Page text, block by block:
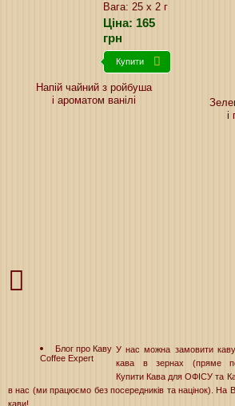
Вага: 25 х 2 г
Ціна: 165
грн
Купити
Напій чайний з ройбуша
і ароматом ванілі
і
Блог про Каву
Coffee Expert
У нас можна замовити
кава в зернах (пряме
Купити Кава для ОФІСУ та
в нас (ми працюємо без посередників та націнок).
кави!